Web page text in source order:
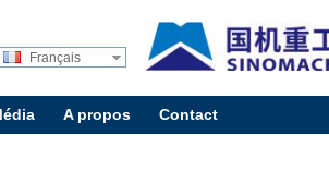
Français
A propos Contact